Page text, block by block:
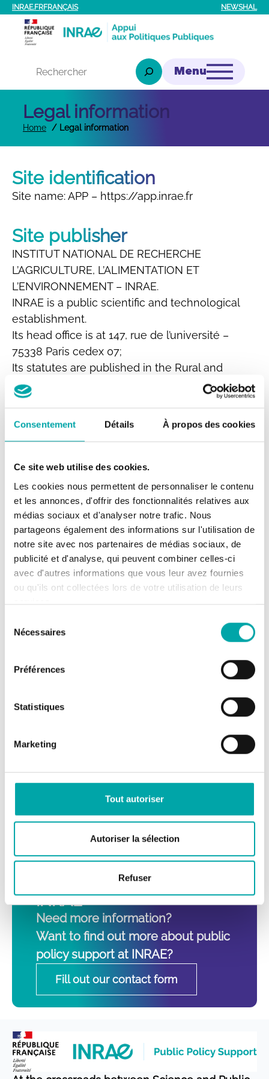
Consentement Détails À propos des cookies
Ce site web utilise des cookies.
Les cookies nous permettent de personnaliser le contenu
et les annonces, d'offrir des fonctionnalités relatives aux
médias sociaux et d'analyser notre trafic. Nous
partageons également des informations sur l'utilisation de
notre site avec nos partenaires de médias sociaux, de
publicité et d'analyse, qui peuvent combiner celles-ci
avec d'autres informations que vous leur avez fournies
ou qu'ils ont collectées lors de votre utilisation de leurs
services.
Nécessaires
Préférences
Statistiques
Marketing
Tout autoriser
Autoriser la sélection
Refuser
Skip
content
INRAE.FRFRANÇAIS NEWSHAL
Rechercher
Legal information
Home Legal information
Site identification
Site name: APP – https://app.inrae.fr
Site publisher
INSTITUT NATIONAL DE RECHERCHE
L’AGRICULTURE, L’ALIMENTATION ET
L’ENVIRONNEMENT – INRAE.
INRAE is a public scientific and technological
establishment.
Its head office is at 147, rue de l’université –
75338 Paris cedex 07;
Its statutes are published in the Rural and
Maritime Fishing Code (articles R831-1 et seq.);
It is represented by its Chair and CEO, Mr
Identification numbers
SIREN: 180070039
Intracommunity VAT number: FR 57 1800700039
Site publication
Website development:
Website host
Head office address: 49 Rue de Ponthieu –
Email and/or telephone: contact@pirack.fr
Site designer
Webdesign: Véronique Laban
Bertrand 75011 PARIS
Your contacts for
public policy support at
INRAE
Need more information?
Want to find out more about public
policy support at INRAE?
Fill out our contact form